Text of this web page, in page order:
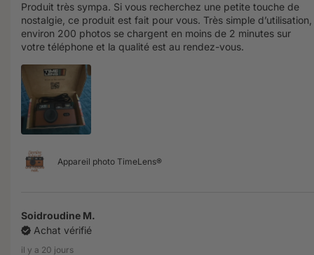
Produit très sympa. Si vous recherchez une petite touche de
nostalgie, ce produit est fait pour vous. Très simple d’utilisation,
environ 200 photos se chargent en moins de 2 minutes sur
votre téléphone et la qualité est au rendez-vous.
Appareil photo TimeLens®
Soidroudine M.
Achat vérifié
il y a 20 jours